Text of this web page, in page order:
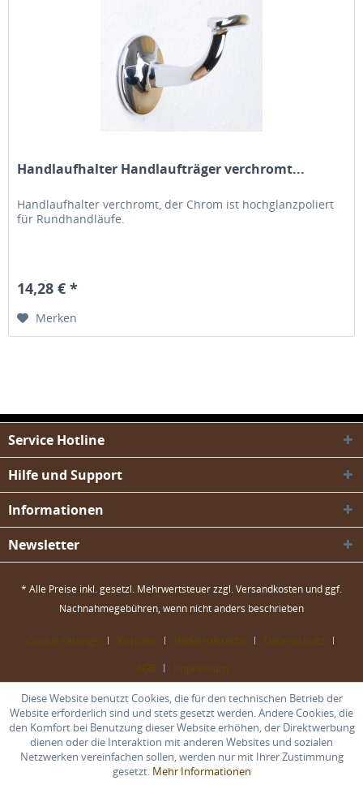
Handlaufhalter Handlaufträger verchromt...
Handlaufhalter verchromt, der Chrom ist hochglanzpoliert
für Rundhandläufe.
14,28 € *
Merken
Service Hotline
Hilfe und Support
Informationen
Newsletter
* Alle Preise inkl. gesetzl. Mehrwertsteuer zzgl.Versandkosten und ggf.
Nachnahmegebühren, wenn nicht anders beschrieben
Cookie settings Kontakt Widerrufsrecht
Datenschutz
AGB
Impressum
Diese Website benutzt Cookies, die für den technischen Betrieb der
Website erforderlich sind und stets gesetzt werden. Andere Cookies, die
den Komfort bei Benutzung dieser Website erhöhen, der Direktwerbung
dienen oder die Interaktion mit anderen Websites und sozialen
Netzwerken vereinfachen sollen, werden nur mit Ihrer Zustimmung
gesetzt. Mehr Informationen